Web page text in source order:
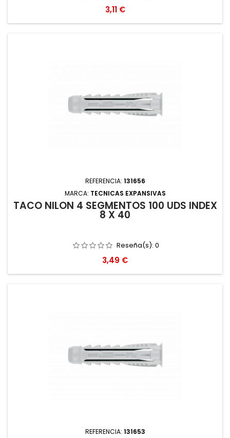
Precio
3,11 €
REFERENCIA: 131656
MARCA: TECNICAS EXPANSIVAS
TACO NILON 4 SEGMENTOS 100 UDS INDEX
8 X 40
Reseña(s): 0
Precio
3,49 €
REFERENCIA: 131653